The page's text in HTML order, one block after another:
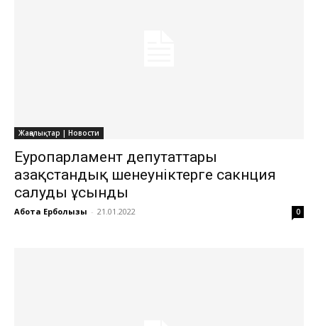
Жаңалықтар | Новости
Еуропарламент депутаттары
Қазақстандық шенеуніктерге сакнция
салуды ұсынды
Ақбота Ерболқызы - 21.01.2022 0